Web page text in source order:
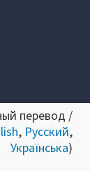
перевод /
, Русский,
Українська)